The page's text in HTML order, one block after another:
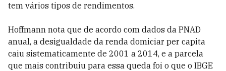
tem vários tipos de rendimentos.
Hoffmann nota que de acordo com dados da PNAD
anual, a desigualdade da renda domiciar per capita
caiu sistematicamente de 2001 a 2014, e a parcela
que mais contribuiu para essa queda foi o que o IBGE